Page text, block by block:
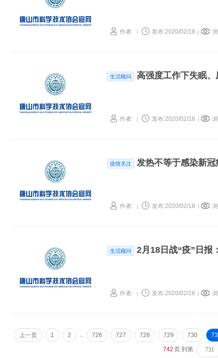
作者: 发布:2020/02/18
生活顾问 高强度工作下失眠
作者: 发布:2020/02/18
疫情关注 发热不等于感染新
作者: 发布:2020/02/18
生活顾问 2月18日战“疫”日报
作者: 发布:2020/02/18
上一页 1 2 ... 726 727 728 729 730
742 页 到第